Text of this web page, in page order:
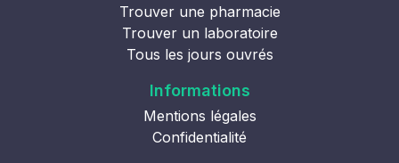
Trouver une pharmacie
Trouver un laboratoire
Tous les jours ouvrés
Informations
Mentions légales
Confidentialité